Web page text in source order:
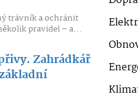
trávník a ochránit
pravidel – a...
Zahrádkář